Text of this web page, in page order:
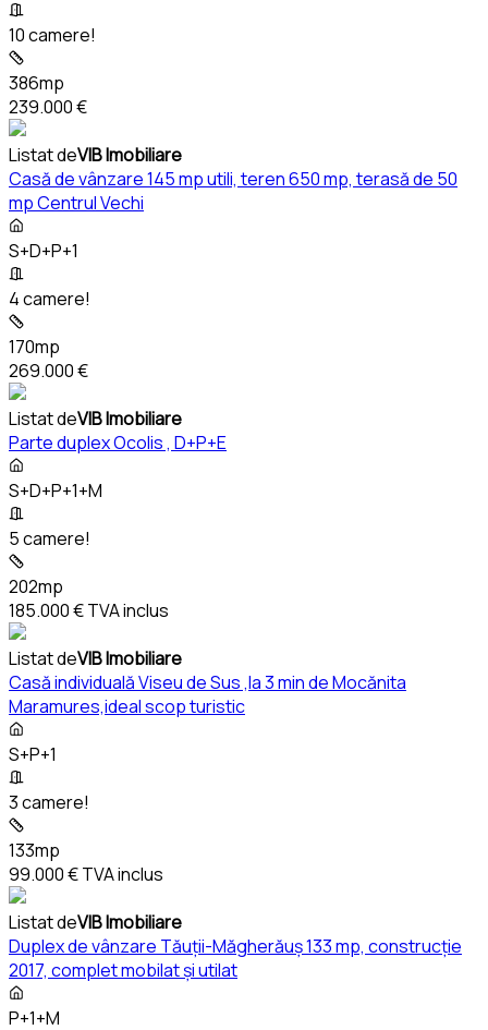
10 camere!
386mp
239.000 €
Listat deVIB Imobiliare
Casă de vânzare 145 mp utili, teren 650 mp, terasă de 50
mp Centrul Vechi
S+D+P+1
4 camere!
170mp
269.000 €
Listat deVIB Imobiliare
Parte duplex Ocolis , D+P+E
S+D+P+1+M
5 camere!
202mp
185.000 €TVA inclus
Listat deVIB Imobiliare
Casă individuală Viseu de Sus ,la 3 min de Mocănita
Maramures,ideal scop turistic
S+P+1
3 camere!
133mp
99.000 €TVA inclus
Listat deVIB Imobiliare
Duplex de vânzare Tăuții-Măgherăuș 133 mp, construcție
2017, complet mobilat și utilat
P+1+M